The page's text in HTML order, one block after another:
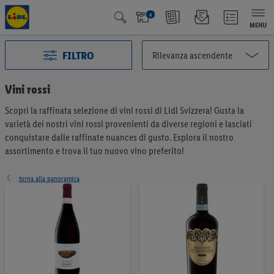
x
MENU
Vini rossi
Scopri la raffinata selezione di vini rossi di Lidl Svizzera! Gusta la
varietà dei nostri vini rossi provenienti da diverse regioni e lasciati
conquistare dalle raffinate nuances di gusto. Esplora il nostro
assortimento e trova il tuo nuovo vino preferito!
torna alla panoramica
FILTRO
Tutte le categorie
2993
Azione 127
Qualité Suisse 439
Vincitore del test
Vegano e vegetariano
Frutta & verdura
Pane & prodotti da forno
Müesli & creme da spalmare
75
Latticini & uova